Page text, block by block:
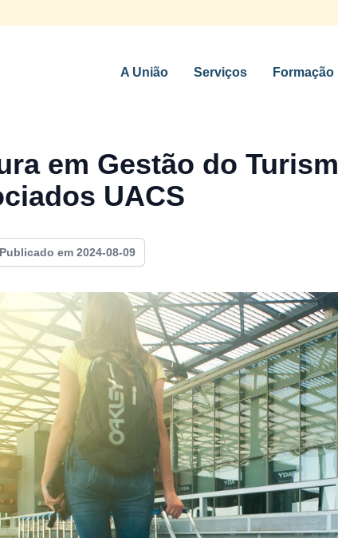
A União Serviços Formação
em Gestão do
UACS
Publicado em 2024-08-09